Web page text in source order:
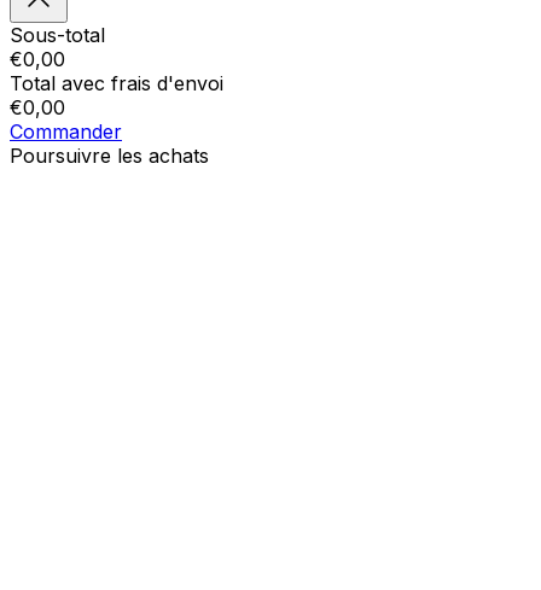
Sous-total
€0,00
Total avec frais d'envoi
€0,00
Commander
Poursuivre les achats